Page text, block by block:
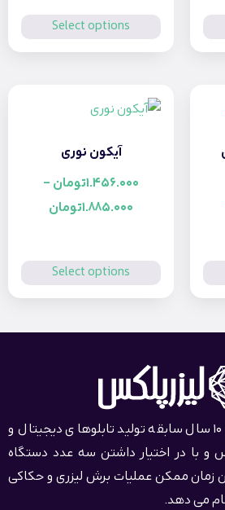
Select options
آیکون نوری
1.456.000تومان –
1.885.000تومان
Select options
فروشگاه لیزر پلکس با 10 سال سابقه تولید تابلوهای دیجیتال و
با در اختیار داشتن سه عدد دستگاه
زمان ممکن عملیات برش لیزری و حکاکی
می دهد.